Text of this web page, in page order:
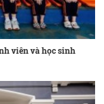
viên và học sinh